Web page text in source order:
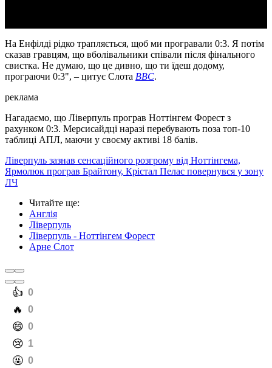
На Енфілді рідко трапляється, щоб ми програвали 0:3. Я потім
сказав гравцям, що вболівальники співали після фінального
свистка. Не думаю, що це дивно, що ти їдеш додому,
програючи 0:3", – цитує Слота BBC.
реклама
Нагадаємо, що Ліверпуль програв Ноттінгем Форест з
рахунком 0:3. Мерсисайдці наразі перебувають поза топ-10
таблиці АПЛ, маючи у своєму активі 18 балів.
Ліверпуль зазнав сенсаційного розгрому від Ноттінгема,
Ярмолюк програв Брайтону, Крістал Пелас повернувся у зону
ЛЧ
Читайте ще:
Англія
Ліверпуль
Ліверпуль - Ноттінгем Форест
Арне Слот
️👍 0
️🔥 0
️😄 0
️😢 1
️🤬 0